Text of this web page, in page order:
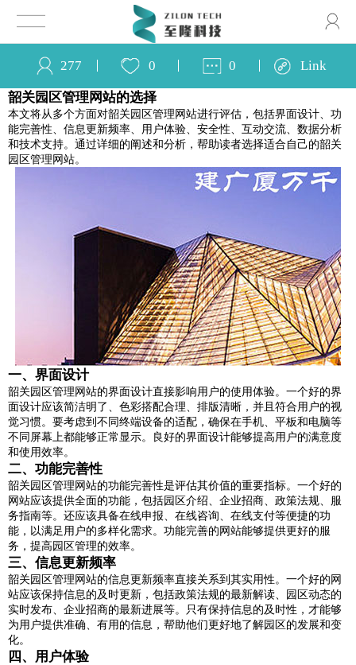
277 0 0 Link
韶关园区管理网站的选择
本文将从多个方面对韶关园区管理网站进行评估，包括界面设计、功
能完善性、信息更新频率、用户体验、安全性、互动交流、数据分析
和技术支持。通过详细的阐述和分析，帮助读者选择适合自己的韶关
园区管理网站。
一、界面设计
韶关园区管理网站的界面设计直接影响用户的使用体验。一个好的界
面设计应该简洁明了、色彩搭配合理、排版清晰，并且符合用户的视
觉习惯。要考虑到不同终端设备的适配，确保在手机、平板和电脑等
不同屏幕上都能够正常显示。良好的界面设计能够提高用户的满意度
和使用效率。
二、功能完善性
韶关园区管理网站的功能完善性是评估其价值的重要指标。一个好的
网站应该提供全面的功能，包括园区介绍、企业招商、政策法规、服
务指南等。还应该具备在线申报、在线咨询、在线支付等便捷的功
能，以满足用户的多样化需求。功能完善的网站能够提供更好的服
务，提高园区管理的效率。
三、信息更新频率
韶关园区管理网站的信息更新频率直接关系到其实用性。一个好的网
站应该保持信息的及时更新，包括政策法规的最新解读、园区动态的
实时发布、企业招商的最新进展等。只有保持信息的及时性，才能够
为用户提供准确、有用的信息，帮助他们更好地了解园区的发展和变
化。
四、用户体验